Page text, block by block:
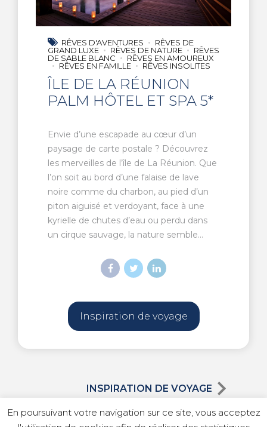
RÊVES D'AVENTURES
RÊVES DE
GRAND LUXE
RÊVES DE NATURE
RÊVES
DE SABLE BLANC
RÊVES EN AMOUREUX
RÊVES EN FAMILLE
RÊVES INSOLITES
ÎLE DE LA RÉUNION
PALM HÔTEL ET SPA 5*
Envie d’une escapade au cœur d’un
paysage de carte postale ? Découvrez
les merveilles de l’île de La Réunion. Que
l’on soit au bord d’une falaise de lave
noire comme du charbon, au pied d’un
piton aiguisé et verdoyant, face à une
kyrielle de chutes d’eau ou perdu dans
un cirque sauvage, la nature semble...
Inspiration de voyage
INSPIRATION DE VOYAGE
En poursuivant votre navigation sur ce site, vous acceptez